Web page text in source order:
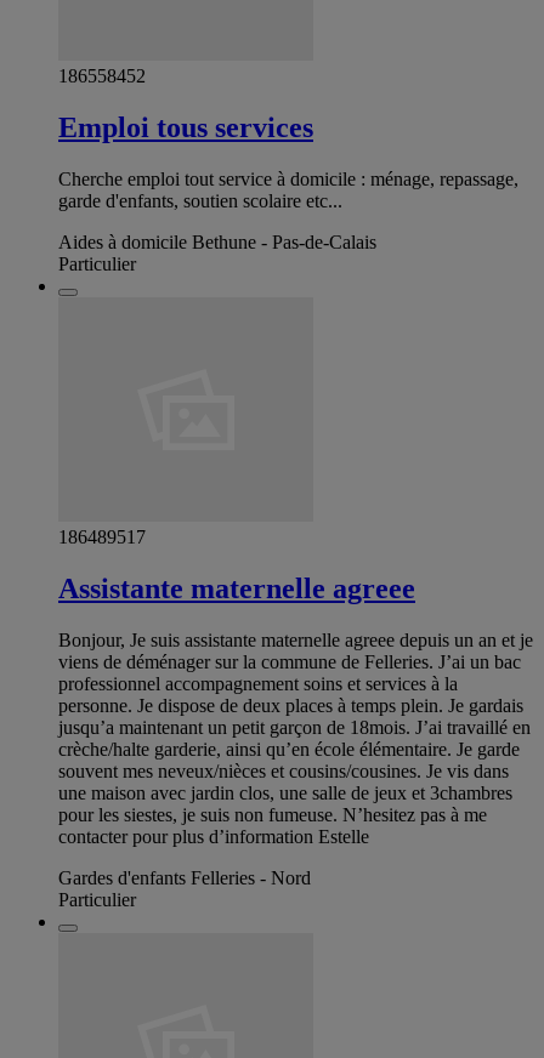
186558452
Emploi tous services
Cherche emploi tout service à domicile : ménage, repassage,
garde d'enfants, soutien scolaire etc...
Aides à domicile Bethune - Pas-de-Calais
Particulier
186489517
Assistante maternelle agreee
Bonjour, Je suis assistante maternelle agreee depuis un an et je
viens de déménager sur la commune de Felleries. J’ai un bac
professionnel accompagnement soins et services à la
personne. Je dispose de deux places à temps plein. Je gardais
jusqu’a maintenant un petit garçon de 18mois. J’ai travaillé en
crèche/halte garderie, ainsi qu’en école élémentaire. Je garde
souvent mes neveux/nièces et cousins/cousines. Je vis dans
une maison avec jardin clos, une salle de jeux et 3chambres
pour les siestes, je suis non fumeuse. N’hesitez pas à me
contacter pour plus d’information Estelle
Gardes d'enfants Felleries - Nord
Particulier